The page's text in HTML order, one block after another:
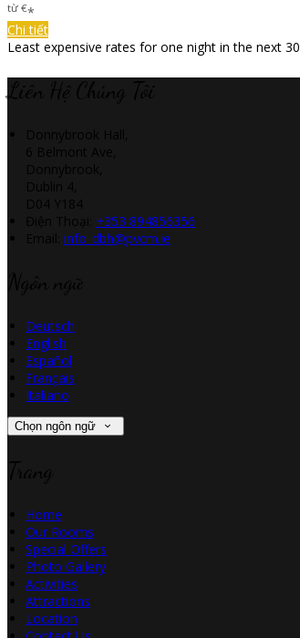
từ €*
Chi tiết
Least expensive rates for one night in the next
+353 894856356
info_dbh@pvcm.ie
Deutsch
English
Español
Français
Italiano
Chọn ngôn ngữ
Home
Our Rooms
Special Offers
Photo Gallery
Activities
Attractions
Location